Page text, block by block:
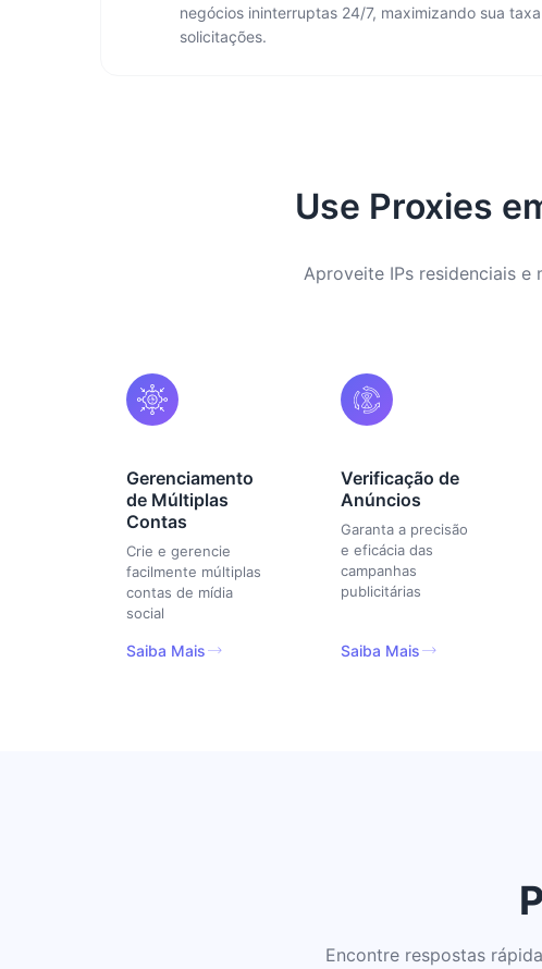
negócios ininterruptas 24/7, maximizando sua
solicitações.
Use Proxies
Aproveite IPs residenciais e
Gerenciamento
de Múltiplas
Contas
Crie e gerencie
facilmente múltiplas
contas de mídia
social
Saiba Mais
Verificação de
Anúncios
Garanta a precisão
e eficácia das
campanhas
publicitárias
Saiba Mais
Encontre respostas